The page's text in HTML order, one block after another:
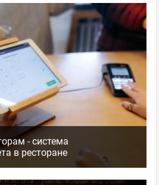
- система
в ресторане